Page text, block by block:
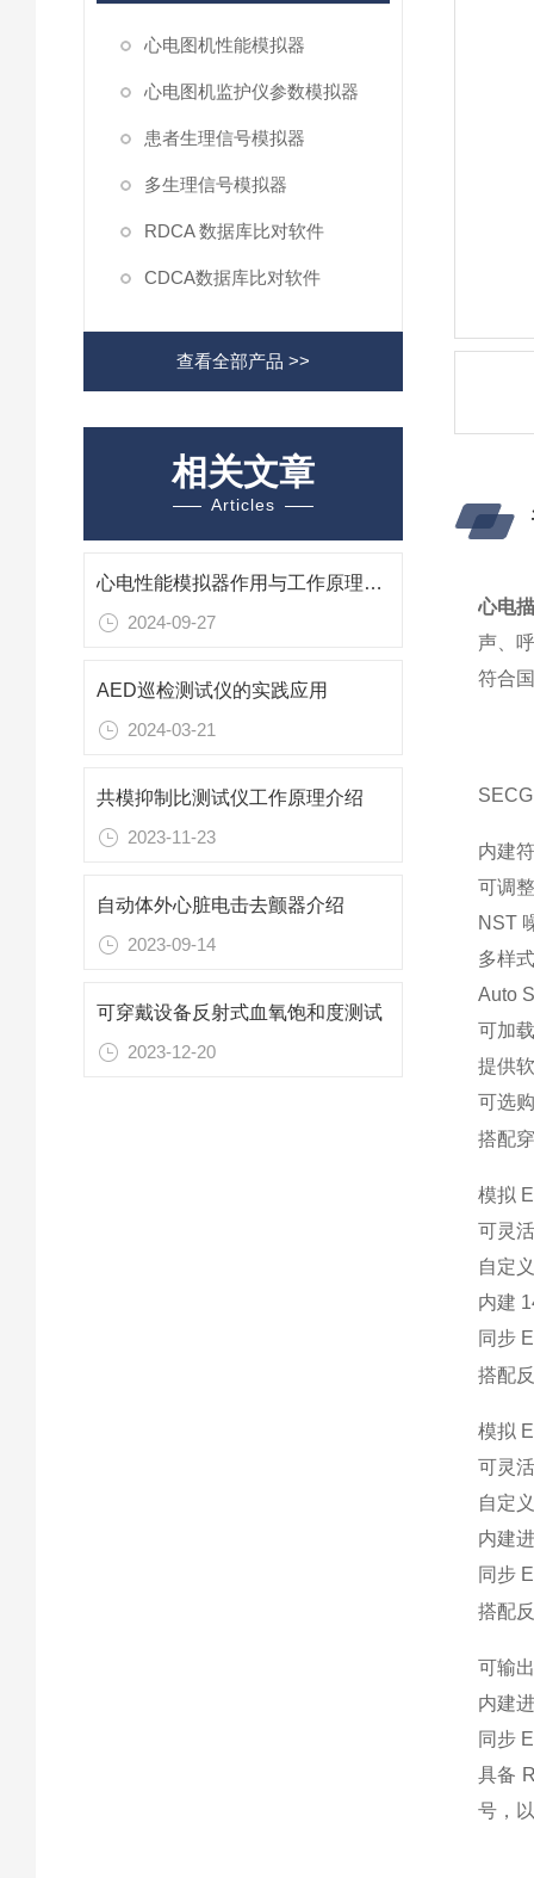
心电图机性能模拟器
心电图机监护仪参数模拟器
患者生理信号模拟器
多生理信号模拟器
RDCA 数据库比对软件
CDCA数据库比对软件
查看全部产品 >>
相关文章
Articles
心电性能模拟器作用与工作原理详解
2024-09-27
AED巡检测试仪的实践应用
2024-03-21
共模抑制比测试仪工作原理介绍
2023-11-23
自动体外心脏电击去颤器介绍
2023-09-14
可穿戴设备反射式血氧饱和度测试
2023-12-20
心电
声、
符合
内建
可调
NST
多样
Auto
可加
提供
可选
搭配
模拟
可灵
自定
内建
同步
搭配
模拟
可灵
自定
内建
同步
搭配
可输
内建
同步
具备
号，